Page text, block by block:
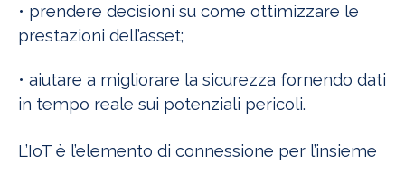
• prendere decisioni su come ottimizzare le
prestazioni dell’asset;
• aiutare a migliorare la sicurezza fornendo dati
in tempo reale sui potenziali pericoli.
L’IoT è l’elemento di connessione per l’insieme